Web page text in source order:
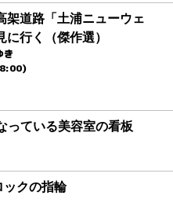
架道路「土浦ニューウェ
に行く（傑作選）
き
っている美容室の看板
ックの指輪